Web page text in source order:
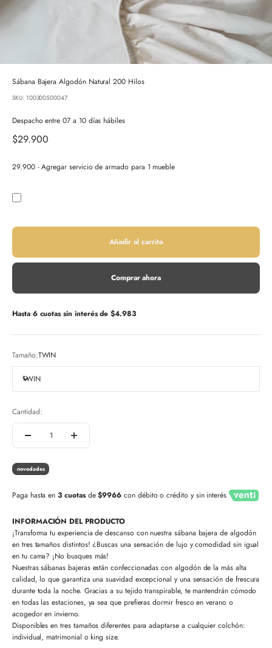
Sábana Bajera Algodón Natural 200 Hilos
SKU: 100300500047
Despacho entre 07 a 10 días hábiles
Precio de oferta
$29.900
29.900 - Agregar servicio de armado para 1 mueble
Añadir al carrito
Comprar ahora
Hasta 6 cuotas sin interés de$4.983
Tamaño:TWIN
TWIN
Cantidad:
novedades
Paga hasta en3 cuotasde$9966 con débito o crédito y sin interés
INFORMACIÓN DEL PRODUCTO
¡Transforma tu experiencia de descanso con nuestra sábana bajera de algodón
en tres tamaños distintos! ¿Buscas una sensación de lujo y comodidad sin igual
en tu cama? ¡No busques más!
Nuestras sábanas bajeras están confeccionadas con algodón de la más alta
calidad, lo que garantiza una suavidad excepcional y una sensación de frescura
durante toda la noche. Gracias a su tejido transpirable, te mantendrán cómodo
en todas las estaciones, ya sea que prefieras dormir fresco en verano o
acogedor en invierno.
Disponibles en tres tamaños diferentes para adaptarse a cualquier colchón:
individual, matrimonial o king size.